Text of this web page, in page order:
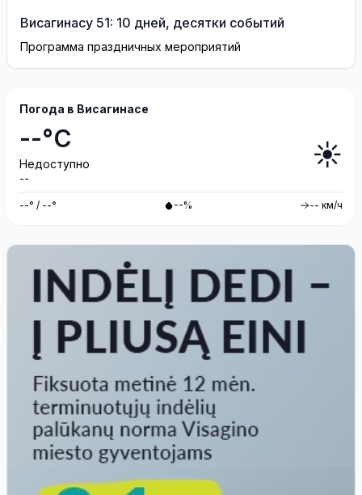
Висагинасу 51: 10 дней, десятки событий
Программа праздничных мероприятий
Погода в Висагинасе
--°C
Недоступно
--
☀️
--° / --° --% -- км/ч